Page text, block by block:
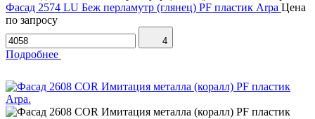
Фасад 2574 LU Беж перламутр (глянец) PF пластик Arpa Цена
по запросу
4
Подробнее